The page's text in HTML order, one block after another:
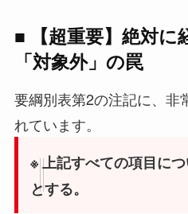
■ 【超重要】絶対に
「対象外」の罠
要綱別表第2の注記に、非
れています。
※ 上記すべての項目に
とする。